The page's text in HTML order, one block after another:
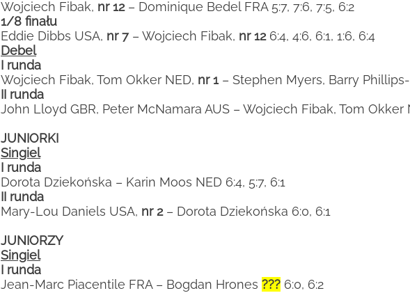
Wojciech Fibak, nr 12– Dominique Bedel FRA 5:7, 7:6, 7:5, 6:2
1/8 finału
Eddie Dibbs USA, nr 7– Wojciech Fibak, nr 126:4, 4:6, 6:1, 1:6, 6:4
Debel
I runda
Wojciech Fibak, Tom Okker NED, nr 1 – Stephen Myers, Barry
II runda
John Lloyd GBR, Peter McNamara AUS – Wojciech Fibak, Tom Okker
JUNIORKI
Singiel
I runda
Dorota Dziekońska – Karin Moos NED 6:4, 5:7, 6:1
II runda
Mary-Lou Daniels USA, nr 2– Dorota Dziekońska 6:0, 6:1
JUNIORZY
Singiel
I runda
Jean-Marc Piacentile FRA – Bogdan Hrones ??? 6:0, 6:2